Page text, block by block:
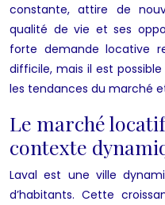
constante, attire de
qualité de vie et ses
forte demande locative
difficile, mais il est
les tendances du marché
Le marché
contexte
Laval est une ville
d’habitants. Cette